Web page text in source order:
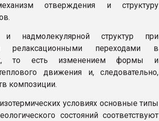
отверждения и структуру
надмолекулярной структур при
релаксационными переходами в
то есть изменением формы и
движения и, следовательно,
композиции.
условиях основные типы
состояний соответствуют